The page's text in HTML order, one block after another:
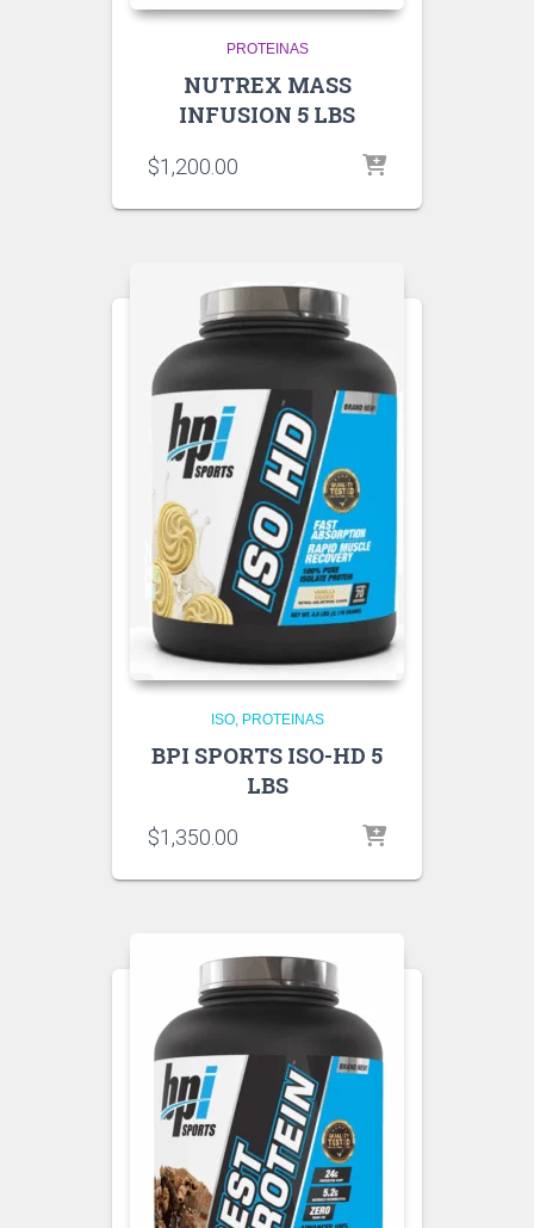
PROTEINAS
NUTREX MASS
INFUSION 5 LBS
$1,200.00
ISO PROTEINAS
BPI SPORTS ISO-HD 5
LBS
$1,350.00